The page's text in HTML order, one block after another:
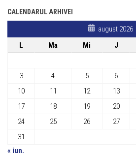
CALENDARUL ARHIVEI
august 2026
L
Ma Mi J
3
4 5 6
10
11 12 13
17
18 19 20
24
25 26 27
31
« iun.